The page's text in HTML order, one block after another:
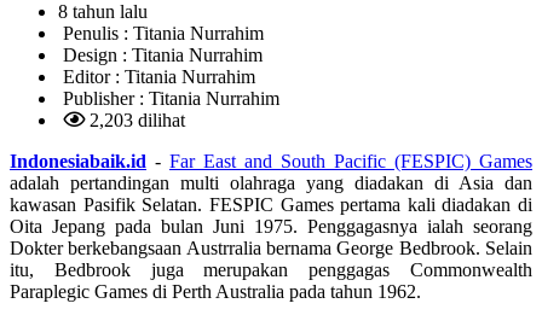
8 tahun lalu
Penulis : Titania Nurrahim
Design : Titania Nurrahim
Editor : Titania Nurrahim
Publisher : Titania Nurrahim
2,203 dilihat
Indonesiabaik.id - Far East and South Pacific (FESPIC) Games
adalah pertandingan multi olahraga yang diadakan di Asia dan
kawasan Pasifik Selatan. FESPIC Games pertama kali diadakan di
Oita Jepang pada bulan Juni 1975. Penggagasnya ialah seorang
Dokter berkebangsaan Austrralia bernama George Bedbrook. Selain
itu, Bedbrook juga merupakan penggagas Commonwealth
Paraplegic Games di Perth Australia pada tahun 1962.